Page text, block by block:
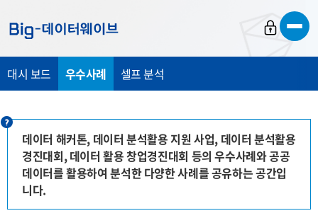
가
가
가
대시 보드 우수사례 셀프 분석
데이터 해커톤, 데이터 분석활용 지원 사업, 데이터 분석활용
경진대회, 데이터 활용 창업경진대회 등의 우수사례와 공공
데이터를 활용하여 분석한 다양한 사례를 공유하는 공간입
니다.